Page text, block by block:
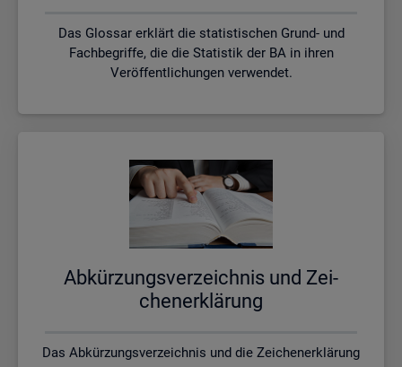
Das Glossar erklärt die statistischen Grund- und
Fachbegriffe, die die Statistik der BA in ihren
Veröffentlichungen verwendet.
Ab­kür­zungs­ver­zeich­nis und Zei­
chen­er­klä­rung
Das Abkürzungsverzeichnis und die Zeichenerklärung